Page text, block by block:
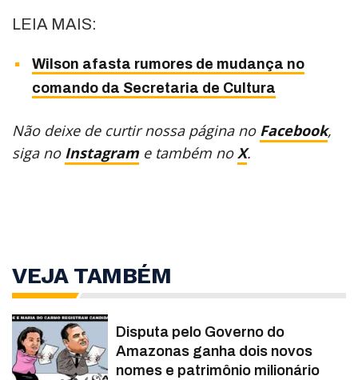
LEIA MAIS:
Wilson afasta rumores de mudança no
comando da Secretaria de Cultura
Não deixe de curtir nossa página no Facebook,
siga no Instagram e também noX.
VEJA TAMBÉM
Disputa pelo Governo do
Amazonas ganha dois novos
nomes e patrimônio milionário